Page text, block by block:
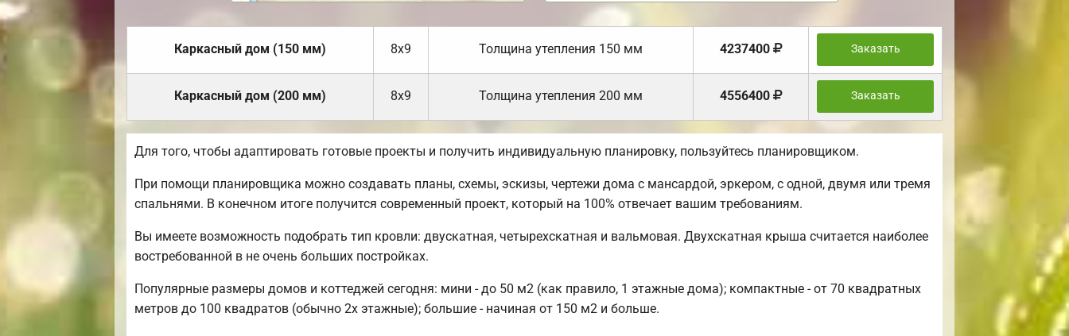
Каркасный дом (150 мм) 8х9 Толщина утепления 150 мм 4237400 Заказать
Каркасный дом (200 мм) 8х9 Толщина утепления 200 мм 4556400 Заказать
Для того, чтобы адаптировать готовые проекты и получить индивидуальную планировку, пользуйтесь планировщиком.
При помощи планировщика можно создавать планы, схемы, эскизы, чертежи дома с мансардой, эркером, с одной, двумя или тремя
спальнями. В конечном итоге получится современный проект, который на 100% отвечает вашим требованиям.
Вы имеете возможность подобрать тип кровли: двускатная, четырехскатная и вальмовая. Двухскатная крыша считается наиболее
востребованной в не очень больших постройках.
Популярные размеры домов и коттеджей сегодня: мини - до 50 м2 (как правило, 1 этажные дома); компактные - от 70 квадратных
метров до 100 квадратов (обычно 2х этажные); большие - начиная от 150 м2 и больше.